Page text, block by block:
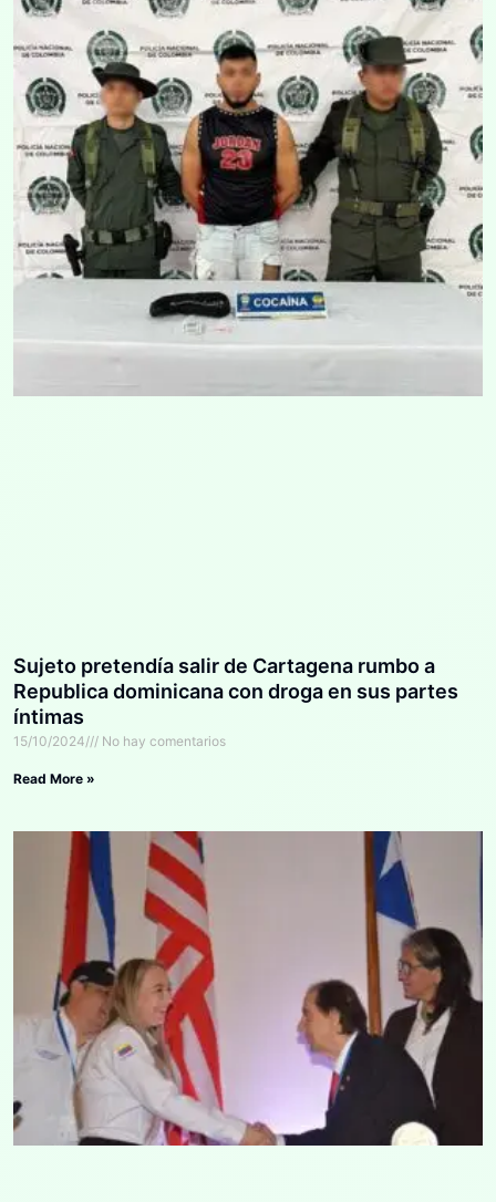
Sujeto pretendía salir de Cartagena rumbo a
Republica dominicana con droga en sus partes
íntimas
15/10/2024 No hay comentarios
Read More »